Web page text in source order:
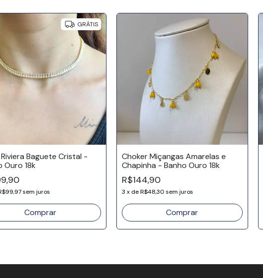
GRÁTIS
Baguete Cristal -
Ouro 18k
sem juros
Choker Miçangas Amarelas e
Chapinha - Banho Ouro 18k
R$144,90
3 x deR$48,30 sem juros